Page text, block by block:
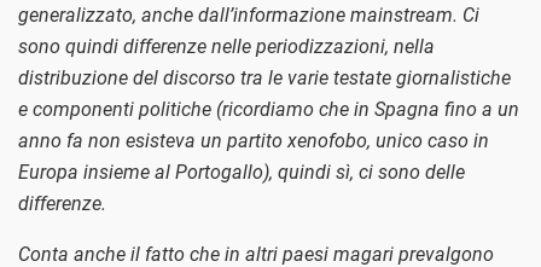
generalizzato, anche dall’informazione mainstream. Ci
sono quindi differenze nelle periodizzazioni, nella
distribuzione del discorso tra le varie testate giornalistiche
e componenti politiche (ricordiamo che in Spagna fino a un
anno fa non esisteva un partito xenofobo, unico caso in
Europa insieme al Portogallo), quindi sì, ci sono delle
differenze.
Conta anche il fatto che in altri paesi magari prevalgono